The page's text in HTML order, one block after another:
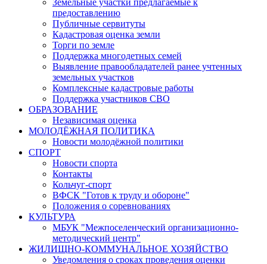
предоставлению
Публичные сервитуты
Кадастровая оценка земли
Торги по земле
Поддержка многодетных семей
Выявление правообладателей ранее учтенных
земельных участков
Комплексные кадастровые работы
Поддержка участников СВО
ОБРАЗОВАНИЕ
Независимая оценка
МОЛОДЁЖНАЯ ПОЛИТИКА
Новости молодёжной политики
СПОРТ
Новости спорта
Контакты
Кольчуг-спорт
ВФСК "Готов к труду и обороне"
Положения о соревнованиях
КУЛЬТУРА
МБУК "Межпоселенческий организационно-
методический центр"
ЖИЛИЩНО-КОММУНАЛЬНОЕ ХОЗЯЙСТВО
Уведомления о сроках проведения оценки